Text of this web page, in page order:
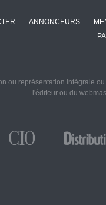
ANNONCEURS
ou représentation intégrale
l'éditeur ou du